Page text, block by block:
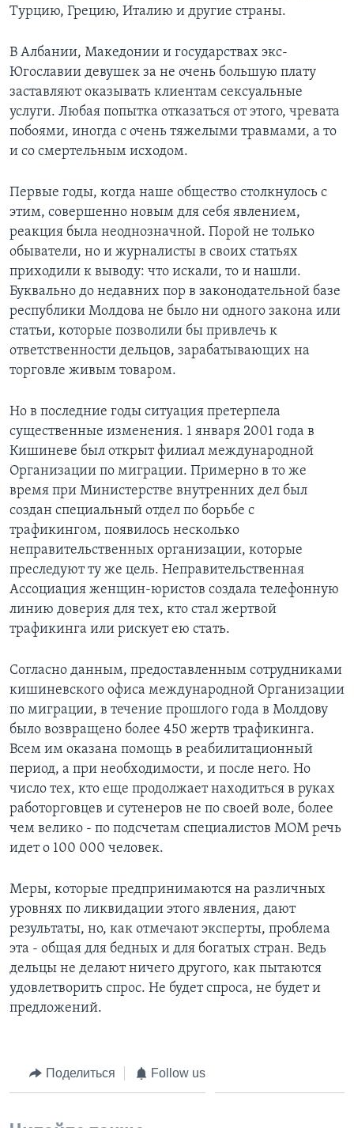
Турцию, Грецию, Италию и другие страны.
В Албании, Македонии и государствах экс-
Югославии девушек за не очень большую плату
заставляют оказывать клиентам сексуальные
услуги. Любая попытка отказаться от этого, чревата
побоями, иногда с очень тяжелыми травмами, а то
и со смертельным исходом.
Первые годы, когда наше общество столкнулось с
этим, совершенно новым для себя явлением,
реакция была неоднозначной. Порой не только
обыватели, но и журналисты в своих статьях
приходили к выводу: что искали, то и нашли.
Буквально до недавних пор в законодательной базе
республики Молдова не было ни одного закона или
статьи, которые позволили бы привлечь к
ответственности дельцов, зарабатывающих на
торговле живым товаром.
Но в последние годы ситуация претерпела
существенные изменения. 1 января 2001 года в
Кишиневе был открыт филиал международной
Организации по миграции. Примерно в то же
время при Министерстве внутренних дел был
создан специальный отдел по борьбе с
трафикингом, появилось несколько
неправительственных организации, которые
преследуют ту же цель. Неправительственная
Ассоциация женщин-юристов создала телефонную
линию доверия для тех, кто стал жертвой
трафикинга или рискует ею стать.
Согласно данным, предоставленным сотрудниками
кишиневского офиса международной Организации
по миграции, в течение прошлого года в Молдову
было возвращено более 450 жертв трафикинга.
Всем им оказана помощь в реабилитационный
период, а при необходимости, и после него. Но
число тех, кто еще продолжает находиться в руках
работорговцев и сутенеров не по своей воле, более
чем велико - по подсчетам специалистов МОМ речь
идет о 100 000 человек.
Меры, которые предпринимаются на различных
уровнях по ликвидации этого явления, дают
результаты, но, как отмечают эксперты, проблема
эта - общая для бедных и для богатых стран. Ведь
дельцы не делают ничего другого, как пытаются
удовлетворить спрос. Не будет спроса, не будет и
предложений.
Поделиться Follow us